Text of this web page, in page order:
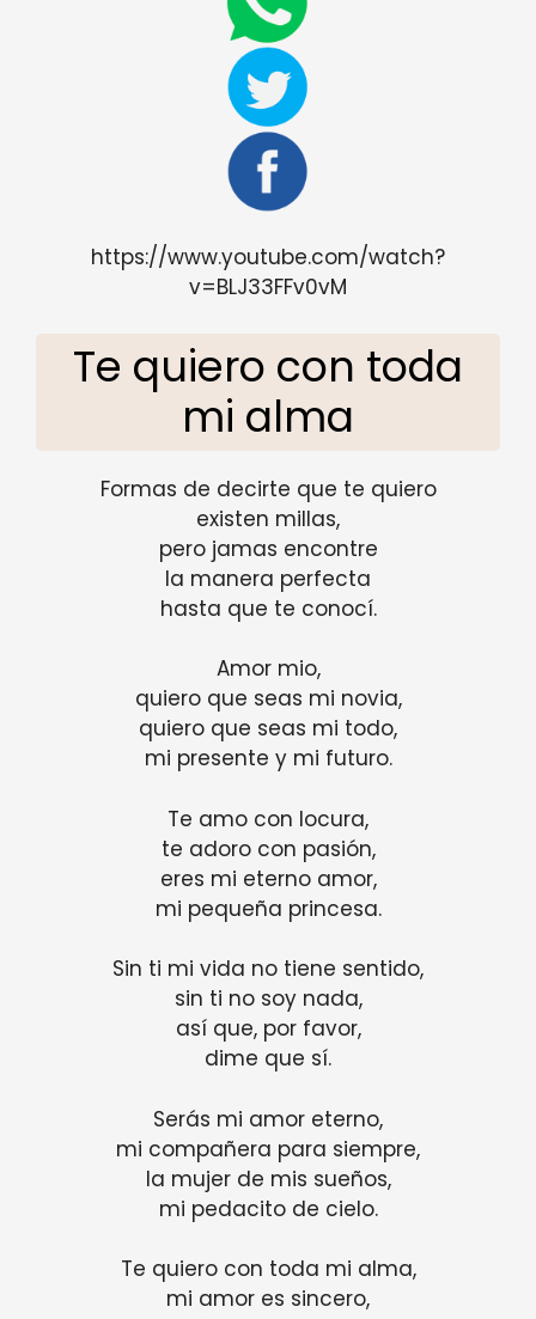
https://www.youtube.com/watch?
v=BLJ33FFv0vM
Te quiero con toda
mi alma
Formas de decirte que te quiero
existen millas,
pero jamas encontre
la manera perfecta
hasta que te conocí.
Amor mio,
quiero que seas mi novia,
quiero que seas mi todo,
mi presente y mi futuro.
Te amo con locura,
te adoro con pasión,
eres mi eterno amor,
mi pequeña princesa.
Sin ti mi vida no tiene sentido,
sin ti no soy nada,
así que, por favor,
dime que sí.
Serás mi amor eterno,
mi compañera para siempre,
la mujer de mis sueños,
mi pedacito de cielo.
Te quiero con toda mi alma,
mi amor es sincero,